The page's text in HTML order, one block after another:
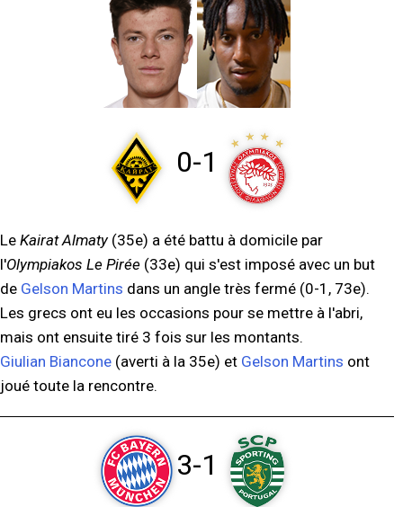
0-1
Le Kairat Almaty(35e) a été battu à domicile par
l'Olympiakos Le Pirée (33e) qui s'est imposé avec un but
de Gelson Martins dans un angle très fermé (0-1, 73e).
Les grecs ont eu les occasions pour se mettre à l'abri,
mais ont ensuite tiré 3 fois sur les montants.
Giulian Biancone (averti à la 35e) et Gelson Martins ont
joué toute la rencontre.
3-1